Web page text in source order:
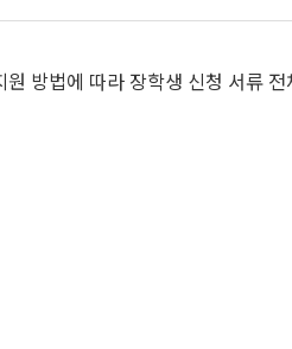
방법에 따라 장학생 신청 서류 전